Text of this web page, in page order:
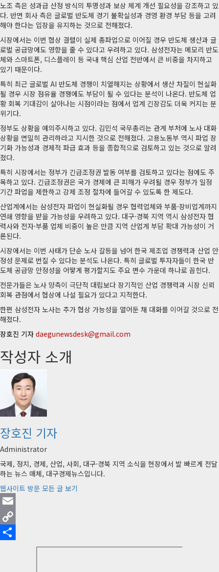
노조 측은 성과급 산정 방식의 투명성과 보상 체계 개선 필요성을 강조하고 있
다. 반면 회사 측은 글로벌 반도체 경기 불확실성과 경영 환경 부담 등을 고려
해야 한다는 입장을 유지하는 것으로 전해졌다.
시장에서는 이번 협상 결렬이 실제 총파업으로 이어질 경우 반도체 생산과 글
로벌 공급망에도 영향을 줄 수 있다고 우려하고 있다. 삼성전자는 메모리 반도
체와 스마트폰, 디스플레이 등 국내 핵심 산업 전반에서 큰 비중을 차지하고
있기 때문이다.
특히 최근 글로벌 AI 반도체 경쟁이 치열해지는 상황에서 생산 차질이 현실화
될 경우 시장 점유율 경쟁에도 부담이 될 수 있다는 분석이 나온다. 반도체 업
황 회복 기대감이 살아나는 시점이라는 점에서 업계 긴장감도 더욱 커지는 분
위기다.
정부도 상황을 예의주시하고 있다. 김민석 국무총리는 관계 부처에 노사 대화
상황을 면밀히 관리하라고 지시한 것으로 전해졌다. 고용노동부 역시 파업 장
기화 가능성과 경제적 파급 효과 등을 종합적으로 검토하고 있는 것으로 알려
졌다.
특히 시장에서는 정부가 긴급조정권 발동 여부를 검토하고 있다는 점에도 주
목하고 있다. 긴급조정권은 국가 경제에 큰 피해가 우려될 경우 정부가 일정
기간 파업을 제한하고 강제 조정 절차에 들어갈 수 있도록 한 제도다.
산업계에서는 삼성전자 파업이 현실화될 경우 협력업체와 부품·장비업계까지
연쇄 영향을 받을 가능성을 우려하고 있다. 대구·경북 지역 역시 삼성전자 협
력사와 전자·부품 업체 비중이 높은 만큼 지역 산업계 부담 확대 가능성이 거
론된다.
시장에서는 이번 사태가 단순 노사 갈등을 넘어 한국 제조업 경쟁력과 산업 안
정성 문제로 번질 수 있다는 분석도 나온다. 특히 글로벌 투자자들이 한국 반
도체 공급망 안정성을 어떻게 평가할지도 주요 변수 가운데 하나로 꼽힌다.
전문가들은 노사 양측이 극단적 대립보다 장기적인 산업 경쟁력과 시장 신뢰
회복 관점에서 협상에 나설 필요가 있다고 지적한다.
한편 삼성전자 노사는 추가 협상 가능성을 열어둔 채 대화를 이어갈 것으로 전
해졌다.
장호진 기자 daegunewsdesk@gmail.com
작성자 소개
장호진 기자
Administrator
국제, 정치, 경제, 산업, 사회, 대구·경북 지역 소식을 현장에서 발 빠르게 전달
하는 뉴스 매체, 대구경제뉴스입니다.
웹사이트 방문 모든 글 보기
Email
Copy